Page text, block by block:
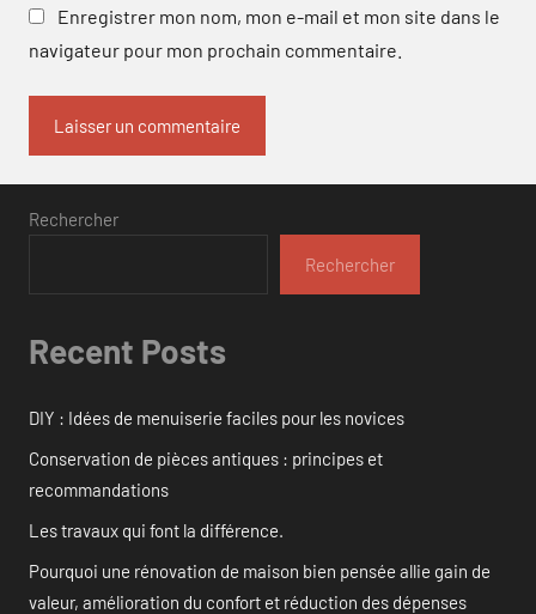
Enregistrer mon nom, mon e-mail et mon site dans le
navigateur pour mon prochain commentaire.
Rechercher
Rechercher
Recent Posts
DIY : Idées de menuiserie faciles pour les novices
Conservation de pièces antiques : principes et
recommandations
Les travaux qui font la différence.
Pourquoi une rénovation de maison bien pensée allie gain de
valeur, amélioration du confort et réduction des dépenses